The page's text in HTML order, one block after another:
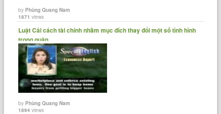
byPhùng Quang Nam
1871 views
Luật Cải cách tài chính nhằm mục đích thay đổi một số tình hình
trong quận......
byPhùng Quang Nam
1894 views